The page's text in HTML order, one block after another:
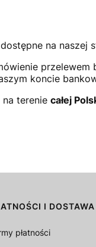
na naszej
koncie
terenie całej
I DOSTAWA
płatności